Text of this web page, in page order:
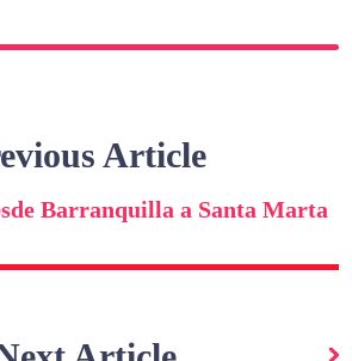
Article
Barranquilla a Santa Marta